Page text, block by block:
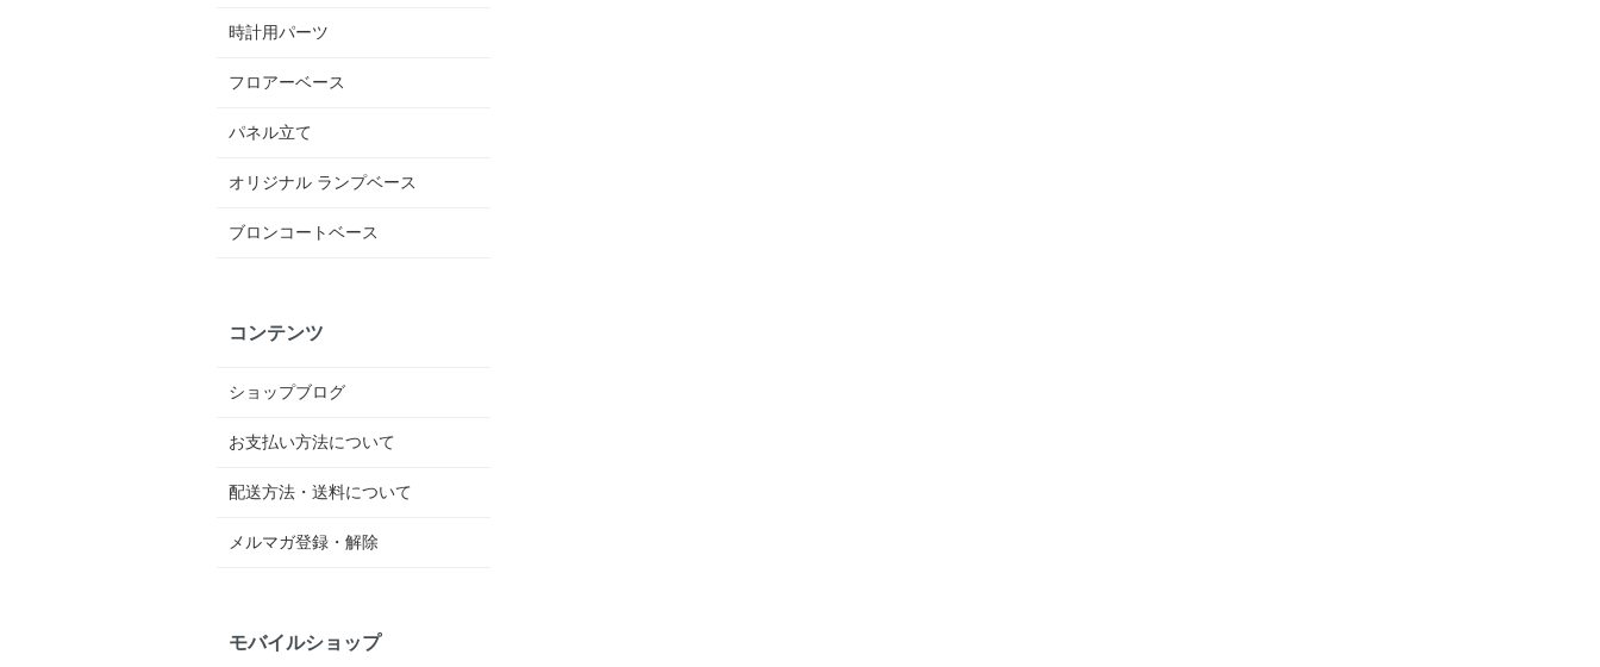
時計用パーツ
フロアーベース
パネル立て
オリジナル ランプベース
ブロンコートベース
コンテンツ
ショップブログ
お支払い方法について
配送方法・送料について
メルマガ登録・解除
モバイルショップ